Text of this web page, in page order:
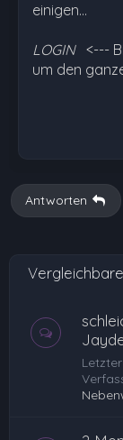
einigen…
LOGIN <---
um den
Antworten